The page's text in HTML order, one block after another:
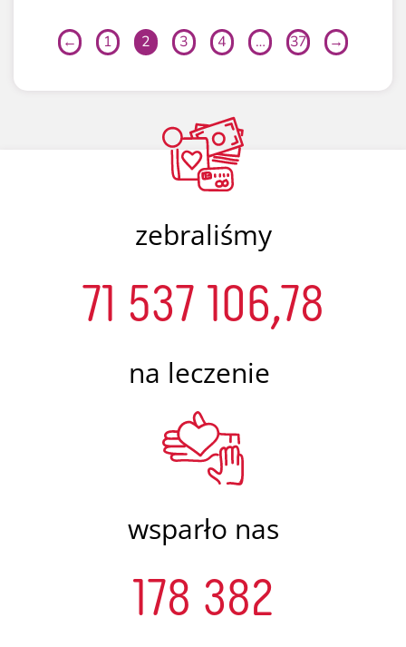
← 1 2 3 4 … 37 →
zebraliśmy
71 537 106,78
na leczenie
wsparło nas
178 382